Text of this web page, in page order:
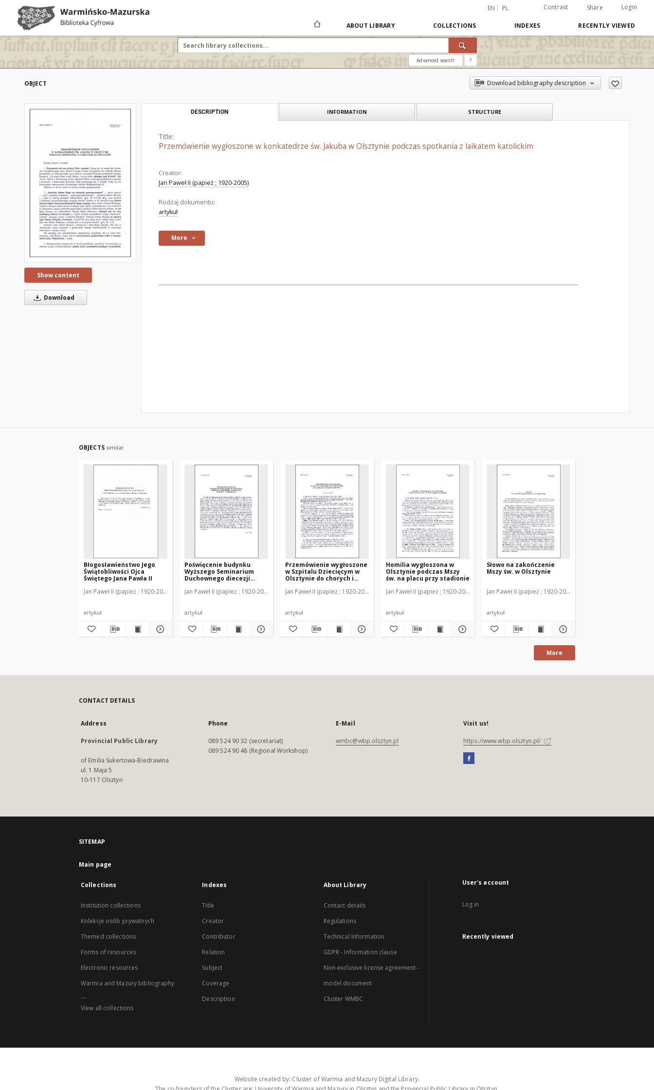
EN PL Contrast Share Login
ABOUT LIBRARY COLLECTIONS INDEXES RECENTLY VIEWED
Advanced search ?
OBJECT Download bibliography description
Show content
Download
DESCRIPTION INFORMATION STRUCTURE
Title:
Przemówienie wygłoszone w konkatedrze św. Jakuba w Olsztynie podczas spotkania z laikatem katolickim
Creator:
Jan Paweł II (papież ; 1920-2005)
Rodzaj dokumentu:
artykuł
More
OBJECTS similar
Błogosławieństwo Jego
Świątobliwości Ojca
Świętego Jana Pawła II
Jan Paweł II (papież ; 1920-2005)
artykuł
Poświęcenie budynku
Wyższego Seminarium
Duchownego diecezji
Redykajny
Jan Paweł II (papież ; 1920-2005)
artykuł
Przemówienie wygłoszone
w Szpitalu Dziecięcym w
Olsztynie do chorych i
Jan Paweł II (papież ; 1920-2005)
artykuł
Homilia wygłoszona w
Olsztynie podczas Mszy
św. na placu przy stadionie
Jan Paweł II (papież ; 1920-2005)
artykuł
Słowo na zakończenie
Mszy św. w Olsztynie
Jan Paweł II (papież ; 1920-2005)
artykuł
More
CONTACT DETAILS
Address
Provincial Public Library
of Emilia Sukertowa-Biedrawina
ul. 1 Maja 5
10-117 Olsztyn
Phone
089 524 90 32 (secretariat)
089 524 90 48 (Regional Workshop)
E-Mail
wmbc@wbp.olsztyn.pl
Visit us!
https://www.wbp.olsztyn.pl/
SITEMAP
Main page
Collections
Institution collections
Kolekcje osób prywatnych
Themed collections
Forms of resources
Electronic resources
Warmia and Mazury bibliography
...
View all collections
Indexes
Title
Creator
Contributor
Relation
Subject
Coverage
Description
About Library
Contact details
Regulations
Technical Information
GDPR - Information clause
Non-exclusive license agreement -
model document
Cluster WMBC
User's account
Log in
Recently viewed
Website created by: Cluster of Warmia and Mazury Digital Library.